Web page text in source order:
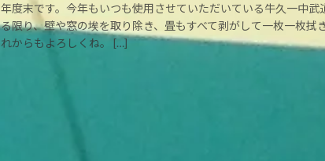
年度末です。今年もいつも使用させていただいている牛久一中
る限り、壁や窓の埃を取り除き、畳もすべて剥がして一枚一枚
れからもよろしくね。 […]